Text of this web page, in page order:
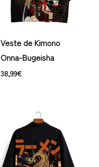
Veste de Kimono
Onna-Bugeisha
38,99€